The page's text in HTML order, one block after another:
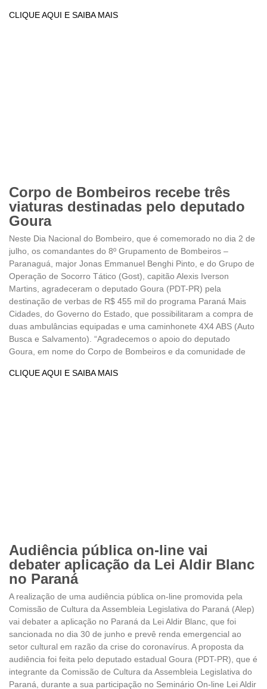
CLIQUE AQUI E SAIBA MAIS
Corpo de Bombeiros recebe três
viaturas destinadas pelo deputado
Goura
Neste Dia Nacional do Bombeiro, que é comemorado no dia 2 de
julho, os comandantes do 8º Grupamento de Bombeiros –
Paranaguá, major Jonas Emmanuel Benghi Pinto, e do Grupo de
Operação de Socorro Tático (Gost), capitão Alexis Iverson
Martins, agradeceram o deputado Goura (PDT-PR) pela
destinação de verbas de R$ 455 mil do programa Paraná Mais
Cidades, do Governo do Estado, que possibilitaram a compra de
duas ambulâncias equipadas e uma caminhonete 4X4 ABS (Auto
Busca e Salvamento). “Agradecemos o apoio do deputado
Goura, em nome do Corpo de Bombeiros e da comunidade de
CLIQUE AQUI E SAIBA MAIS
Audiência pública on-line vai
debater aplicação da Lei Aldir Blanc
no Paraná
A realização de uma audiência pública on-line promovida pela
Comissão de Cultura da Assembleia Legislativa do Paraná (Alep)
vai debater a aplicação no Paraná da Lei Aldir Blanc, que foi
sancionada no dia 30 de junho e prevê renda emergencial ao
setor cultural em razão da crise do coronavírus. A proposta da
audiência foi feita pelo deputado estadual Goura (PDT-PR), que é
integrante da Comissão de Cultura da Assembleia Legislativa do
Paraná, durante a sua participação no Seminário On-line Lei Aldir